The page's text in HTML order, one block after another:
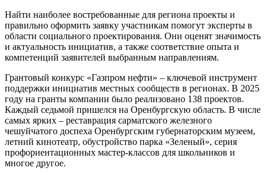
Найти наиболее востребованные для региона проекты и
правильно оформить заявку участникам помогут эксперты в
области социального проектирования. Они оценят значимость
и актуальность инициатив, а также соответствие опыта и
компетенций заявителей выбранным направлениям.
Грантовый конкурс «Газпром нефти» – ключевой инструмент
поддержки инициатив местных сообществ в регионах. В 2025
году на гранты компании было реализовано 138 проектов.
Каждый седьмой пришелся на Оренбургскую область. В числе
самых ярких – реставрация сарматского железного
чешуйчатого доспеха Оренбургским губернаторским музеем,
летний кинотеатр, обустройство парка «Зеленый», серия
профориентационных мастер-классов для школьников и
многое другое.